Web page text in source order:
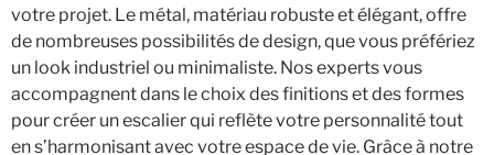
votre projet. Le métal, matériau robuste et élégant, offre
de nombreuses possibilités de design, que vous préfériez
un look industriel ou minimaliste. Nos experts vous
accompagnent dans le choix des finitions et des formes
pour créer un escalier qui reflète votre personnalité tout
en s’harmonisant avec votre espace de vie. Grâce à notre